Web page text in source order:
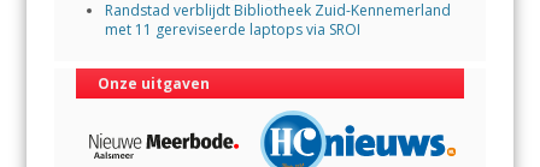
Randstad verblijdt Bibliotheek Zuid-Kennemerland
met 11 gereviseerde laptops via SROI
Onze uitgaven